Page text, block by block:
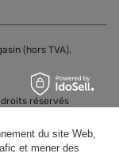
(hors TVA).
réservés
du site Web,
et mener des